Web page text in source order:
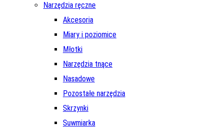
Narzędzia ręczne
Akcesoria
Miary i poziomice
Młotki
Narzędzia tnące
Nasadowe
Pozostałe narzędzia
Skrzynki
Suwmiarka